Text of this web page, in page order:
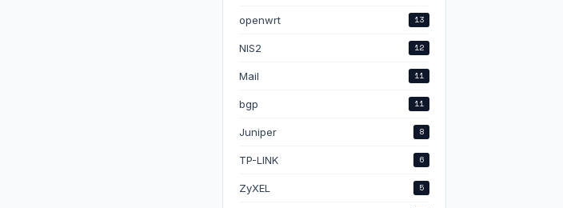
openwrt 13
NIS2 12
Mail 11
bgp 11
Juniper 8
TP-LINK 6
ZyXEL 5